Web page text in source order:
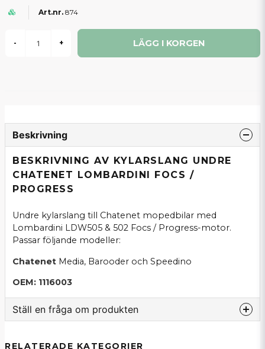
874
- + LÄGG I KORGEN
Beskrivning
BESKRIVNING AV KYLARSLANG UNDRE
CHATENET LOMBARDINI FOCS /
PROGRESS
Undre kylarslang till Chatenet mopedbilar med
Lombardini LDW505 & 502 Focs / Progress-motor.
Passar följande modeller:
Chatenet Media, Barooder och Speedino
OEM: 1116003
Ställ en fråga om produkten
Fråga oss om denna produkt...
RELATERADE KATEGORIER